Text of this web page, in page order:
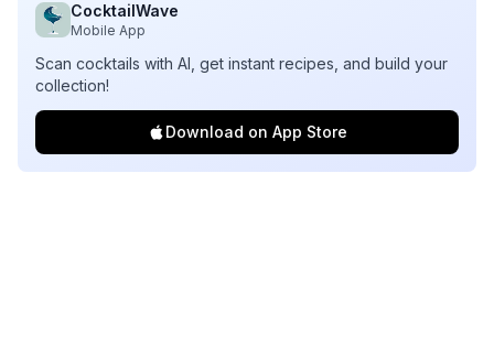
CocktailWave
Mobile App
Scan cocktails with AI, get instant recipes, and build your
collection!
Download on App Store